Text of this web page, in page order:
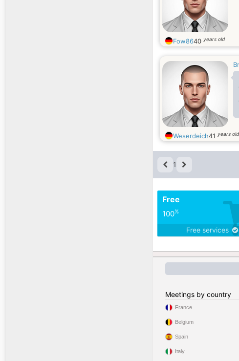
Fow8640 years old
Weserdeich41 years old
1
Free
100%
Free services
Meetings by country
France
Belgium
Spain
Italy